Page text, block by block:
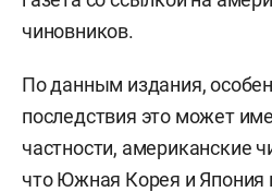
чиновников.
По данным издания,
последствия это может
частности, американские
что Южная Корея и Япония